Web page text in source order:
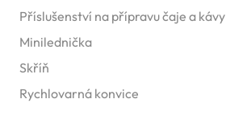
Příslušenství na přípravu čaje a kávy
Minilednička
Skříň
Rychlovarná konvice